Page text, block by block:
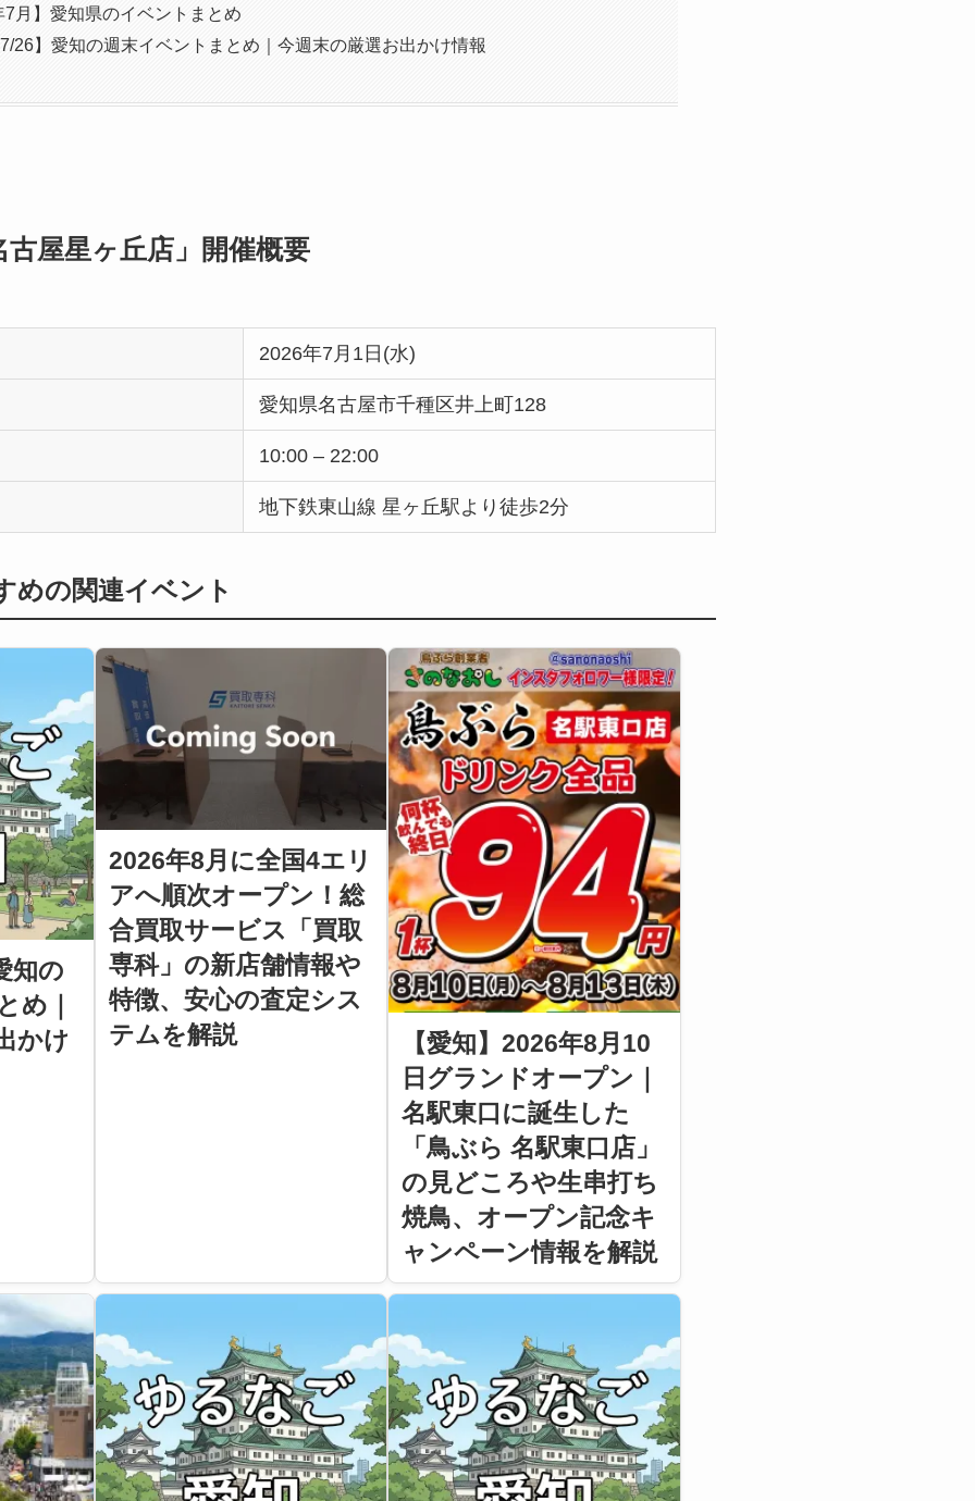
7月】愛知県のイベントまとめ
26】愛知の週末イベントまとめ｜今週末の厳選お出かけ情報
屋星ヶ丘店」開催概要
2026年7月1日(水)
愛知県名古屋市千種区井上町128
10:00 – 22:00
地下鉄東山線 星ヶ丘駅より徒歩2分
めの関連イベント
知の
め｜
かけ
2026年8月に全国4エリ
アへ順次オープン！総
合買取サービス「買取
専科」の新店舗情報や
特徴、安心の査定シス
テムを解説
【愛知】2026年8月10
日グランドオープン｜
名駅東口に誕生した
「鳥ぶら 名駅東口店」
の見どころや生串打ち
焼鳥、オープン記念キ
ャンペーン情報を解説